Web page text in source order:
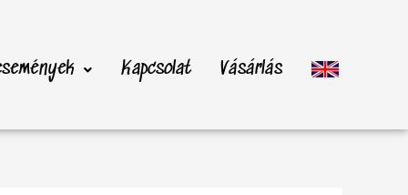
Kapcsolat Vásárlás